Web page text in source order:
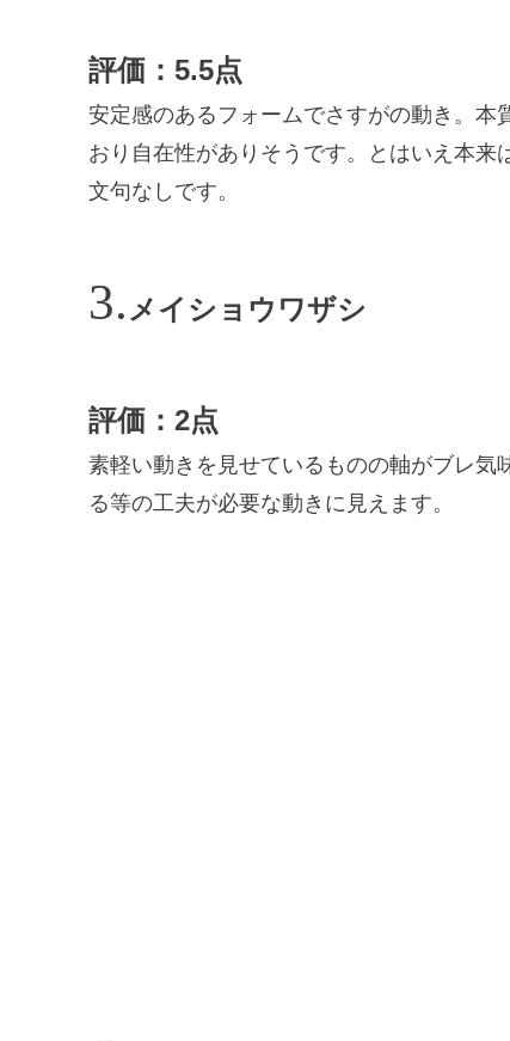
評価：5.5点
安定感のあるフォームでさすがの動き。本
おり自在性がありそうです。とはいえ本来
文句なしです。
メイショウワザシ
評価：2点
素軽い動きを見せているものの軸がブレ
る等の工夫が必要な動きに見えます。